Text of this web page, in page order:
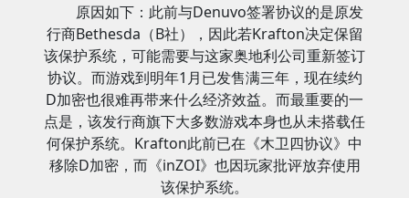
原因如下：此前与Denuvo签署协议的是原发
行商Bethesda（B社），因此若Krafton决定保留
该保护系统，可能需要与这家奥地利公司重新签订
协议。而游戏到明年1月已发售满三年，现在续约
D加密也很难再带来什么经济效益。而最重要的一
点是，该发行商旗下大多数游戏本身也从未搭载任
何保护系统。Krafton此前已在《木卫四协议》中
移除D加密，而《inZOI》也因玩家批评放弃使用
该保护系统。